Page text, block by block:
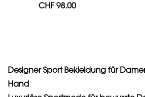
CHF 98.00
Designer Sport Bekleidung für
Hand